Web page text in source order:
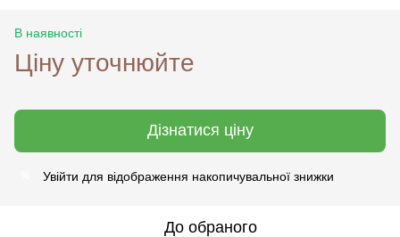
В наявності
Ціну уточнюйте
Дізнатися ціну
Увійти для відображення накопичувальної знижки
До обраного